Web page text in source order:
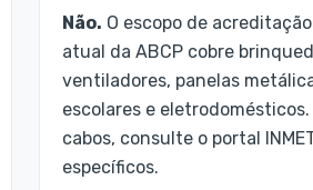
Não. O escopo de acreditação
atual da ABCP cobre
ventiladores, panelas
escolares e eletrodomésticos.
cabos, consulte o portal
específicos.